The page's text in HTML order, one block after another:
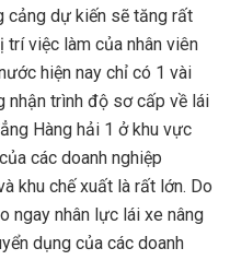
cảng dự kiến sẽ tăng rất
trí việc làm của nhân viên
hiện nay chỉ có 1 vài
trình độ sơ cấp về lái
Hàng hải 1 ở khu vực
các doanh nghiệp
khu chế xuất là rất lớn. Do
ngay nhân lực lái xe nâng
dụng của các doanh